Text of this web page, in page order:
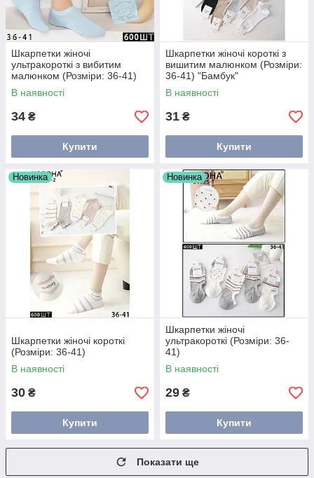
Шкарпетки жіночі
ультракороткі з вибитим
малюнком (Розміри: 36-41)
В наявності
34 ₴
Купити
Шкарпетки жіночі короткі з
вишитим малюнком (Розміри:
36-41) "Бамбук"
В наявності
31 ₴
Купити
Новинка
Шкарпетки жіночі короткі
(Розміри: 36-41)
В наявності
30 ₴
Купити
Новинка
Шкарпетки жіночі
ультракороткі (Розміри: 36-
41)
В наявності
29 ₴
Купити
Показати ще